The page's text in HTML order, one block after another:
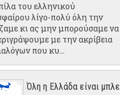
του ελληνικού
λίγο-πολύ όλη την
κι ας μην μπορούσαμε να
με την ακρίβεια
που κυ...
Όλη η Ελλάδα είναι μπλε